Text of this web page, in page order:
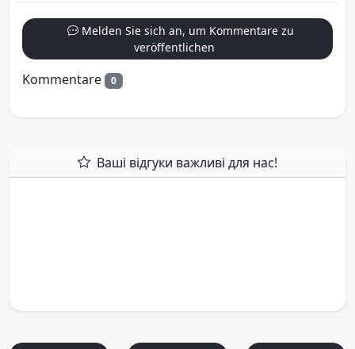
Melden Sie sich an, um Kommentare zu
veröffentlichen
Kommentare 0
Ваші відгуки важливі для нас!